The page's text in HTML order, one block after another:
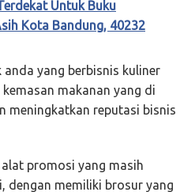
Untuk Buku
Kota Bandung, 40232
yang berbisnis kuliner
makanan yang di
meningkatkan reputasi bisnis
promosi yang masih
dengan memiliki brosur yang